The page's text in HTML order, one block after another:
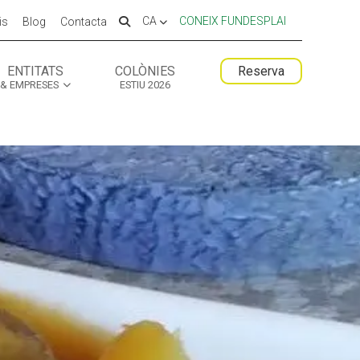
Blog Contacta CA CONEIX FUNDESPLAI
ENTITATS
& EMPRESES
COLÒNIES
ESTIU 2026
Reserva
ESPLAI FORMACIÓ
SUPORT TERCER SECTOR
Fes voluntariat
ESPLAI FORMACIÓ
SUPORT TERCER SECTOR
Fes voluntariat